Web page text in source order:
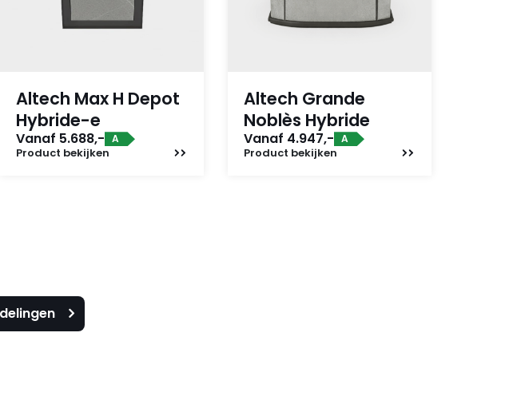
Altech Max H Depot
Hybride-e
Vanaf 5.688,- A
Product bekijken
Altech Grande
Noblès Hybride
Vanaf 4.947,- A
Product bekijken